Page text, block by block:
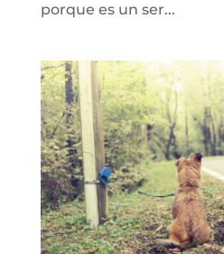
porque es un ser...